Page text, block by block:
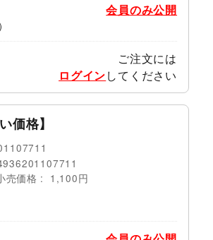
会員のみ公開
ご注文には
ログインしてください
価格】
売価格
1,100円